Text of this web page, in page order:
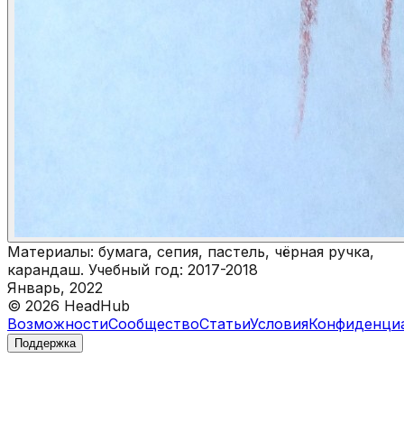
Материалы: бумага, сепия, пастель, чёрная ручка,
карандаш. Учебный год: 2017-2018
Январь, 2022
© 2026 HeadHub
ВозможностиСообществоСтатьиУсловия
Поддержка